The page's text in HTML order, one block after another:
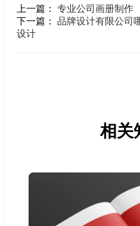
上一篇： 专业公司画册制作
下一篇： 品牌设计有限公司
设计
相关